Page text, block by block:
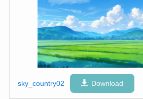
sky_country02 Download